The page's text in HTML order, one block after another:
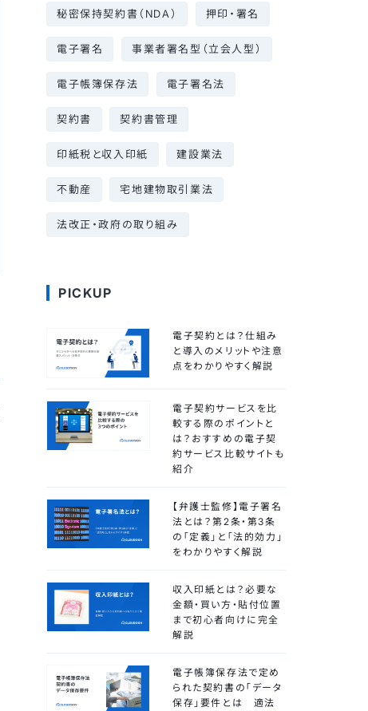
秘密保持契約書（NDA） 押印・署名
電子署名 事業者署名型（立会人型）
電子帳簿保存法 電子署名法
契約書 契約書管理
印紙税と収入印紙 建設業法
不動産 宅地建物取引業法
法改正・政府の取り組み
PICKUP
電子契約とは？仕組み
と導入のメリットや注意
点をわかりやすく解説
電子契約サービスを比
較する際のポイントと
は？おすすめの電子契
約サービス比較サイトも
紹介
【弁護士監修】電子署名
法とは？第2条・第3条
の「定義」と「法的効力」
をわかりやすく解説
収入印紙とは？必要な
金額・買い方・貼付位置
まで初心者向けに完全
解説
電子帳簿保存法で定め
られた契約書の「データ
保存」要件とは 適法